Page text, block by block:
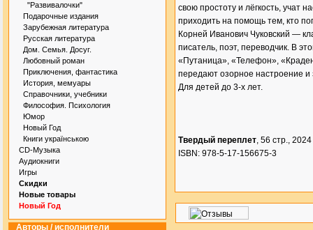
"Развивалочки"
Подарочные издания
Зарубежная литература
Русская литература
Дом. Семья. Досуг.
Любовный роман
Приключения, фантастика
История, мемуары
Справочники, учебники
Философия. Психология
Юмор
Новый Год
Книги українською
CD-Музыка
Аудиокниги
Игры
Скидки
Новые товары
Новый Год
Авторы / исполнители
свою простоту и лёгкость, учат
приходить на помощь тем, кто
Корней Иванович Чуковский —
писатель, поэт, переводчик. В
«Путаница», «Телефон»,
передают озорное настроение и
Для детей до 3-х лет.
Твердый переплет, 56 стр., 2024
ISBN: 978-5-17-156675-3